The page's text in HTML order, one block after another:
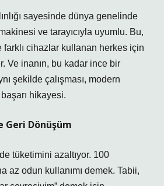
sayesinde dünya genelinde
ve tarayıcıyla uyumlu. Bu,
farklı cihazlar kullanan herkes için
Ve inanın, bu kadar ince bir
şekilde çalışması, modern
hikayesi.
Geri Dönüşüm
tüketimini azaltıyor. 100
az odun kullanımı demek. Tabii,